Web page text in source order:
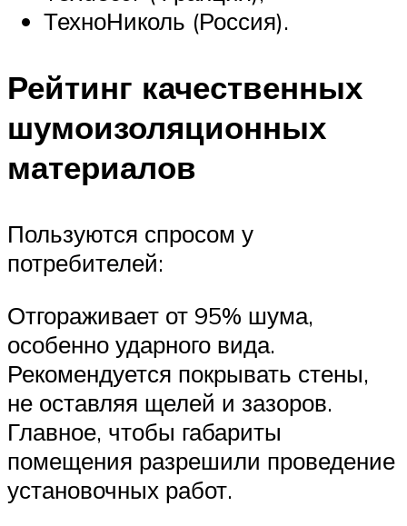
ТехноНиколь (Россия).
Рейтинг качественных
шумоизоляционных
материалов
Пользуются спросом у
потребителей:
Отгораживает от 95% шума,
особенно ударного вида.
Рекомендуется покрывать стены,
не оставляя щелей и зазоров.
Главное, чтобы габариты
помещения разрешили проведение
установочных работ.